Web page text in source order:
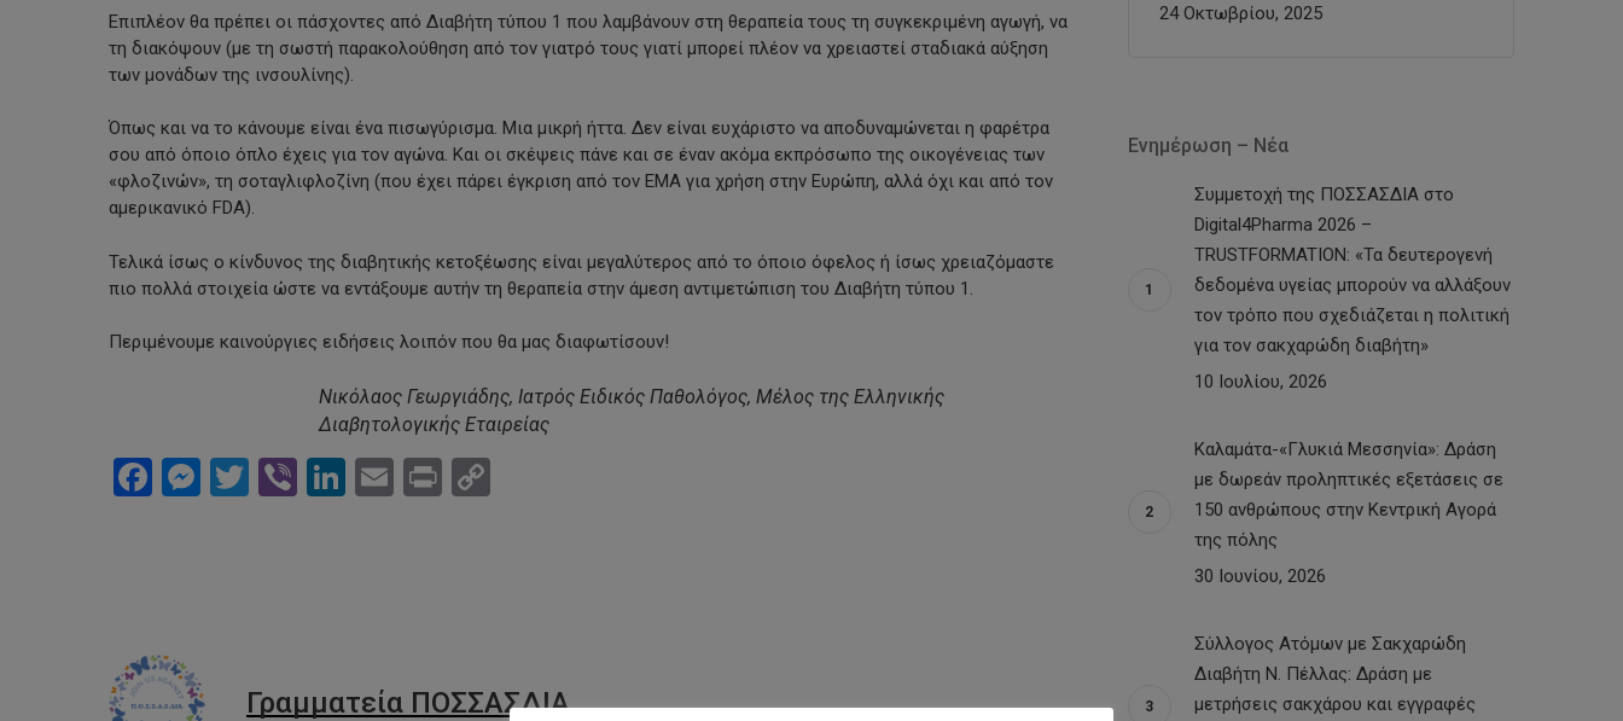
Επιπλέον θα πρέπει οι πάσχοντες από Διαβήτη τύπου 1 που λαμβάνουν στη θεραπεία τους τη συγκεκριμένη αγωγή, να
τη διακόψουν (με τη σωστή παρακολούθηση από τον γιατρό τους γιατί μπορεί πλέον να χρειαστεί σταδιακά αύξηση
των μονάδων της ινσουλίνης).
Όπως και να το κάνουμε είναι ένα πισωγύρισμα. Μια μικρή ήττα. Δεν είναι ευχάριστο να αποδυναμώνεται η φαρέτρα
σου από όποιο όπλο έχεις για τον αγώνα. Και οι σκέψεις πάνε και σε έναν ακόμα εκπρόσωπο της οικογένειας των
«φλοζινών», τη σοταγλιφλοζίνη (που έχει πάρει έγκριση από τον ΕΜΑ για χρήση στην Ευρώπη, αλλά όχι και από τον
αμερικανικό FDA).
Τελικά ίσως ο κίνδυνος της διαβητικής κετοξέωσης είναι μεγαλύτερος από το όποιο όφελος ή ίσως χρειαζόμαστε
πιο πολλά στοιχεία ώστε να εντάξουμε αυτήν τη θεραπεία στην άμεση αντιμετώπιση του Διαβήτη τύπου 1.
Περιμένουμε καινούργιες ειδήσεις λοιπόν που θα μας διαφωτίσουν!
Νικόλαος Γεωργιάδης, Ιατρός Ειδικός Παθολόγος, Μέλος της Ελληνικής
Διαβητολογικής Εταιρείας
Facebook
Messenger
Twitter
ViberLinkedIn
Email
Print
Γραμματεία ΠΟΣΣΑΣΔΙΑ
24 Οκτωβρίου, 2025
Ενημέρωση – Νέα
Συμμετοχή της ΠΟΣΣΑΣΔΙΑ στο
Digital4Pharma 2026 –
TRUSTFORMATION: «Τα δευτερογενή
δεδομένα υγείας μπορούν να αλλάξουν
τον τρόπο που σχεδιάζεται η πολιτική
για τον σακχαρώδη διαβήτη»
10 Ιουλίου, 2026
Καλαμάτα-«Γλυκιά Μεσσηνία»: Δράση
με δωρεάν προληπτικές εξετάσεις σε
150 ανθρώπους στην Κεντρική Αγορά
της πόλης
30 Ιουνίου, 2026
Σύλλογος Ατόμων με Σακχαρώδη
Διαβήτη Ν. Πέλλας: Δράση με
μετρήσεις σακχάρου και εγγραφές